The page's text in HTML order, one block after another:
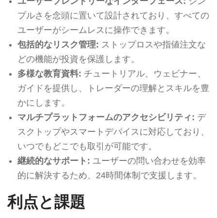
プルさを念頭に置いて設計されており、すべての
ユーザーがシームレスに操作できます。
包括的なリスク管理: ストップロスや指値注文な
どの機能が投資を保護します。
多様な教育資料: チュートリアル、ウェビナー、
ガイドを提供し、トレーダーの理解とスキルを豊
かにします。
マルチプラットフォームのアクセシビリティ: デ
スクトップやスマートデバイスに対応しており、
いつでもどこでも取引が可能です。
継続的なサポート: ユーザーの問い合わせを効率
的に解決するため、24時間体制で支援します。
利点と課題